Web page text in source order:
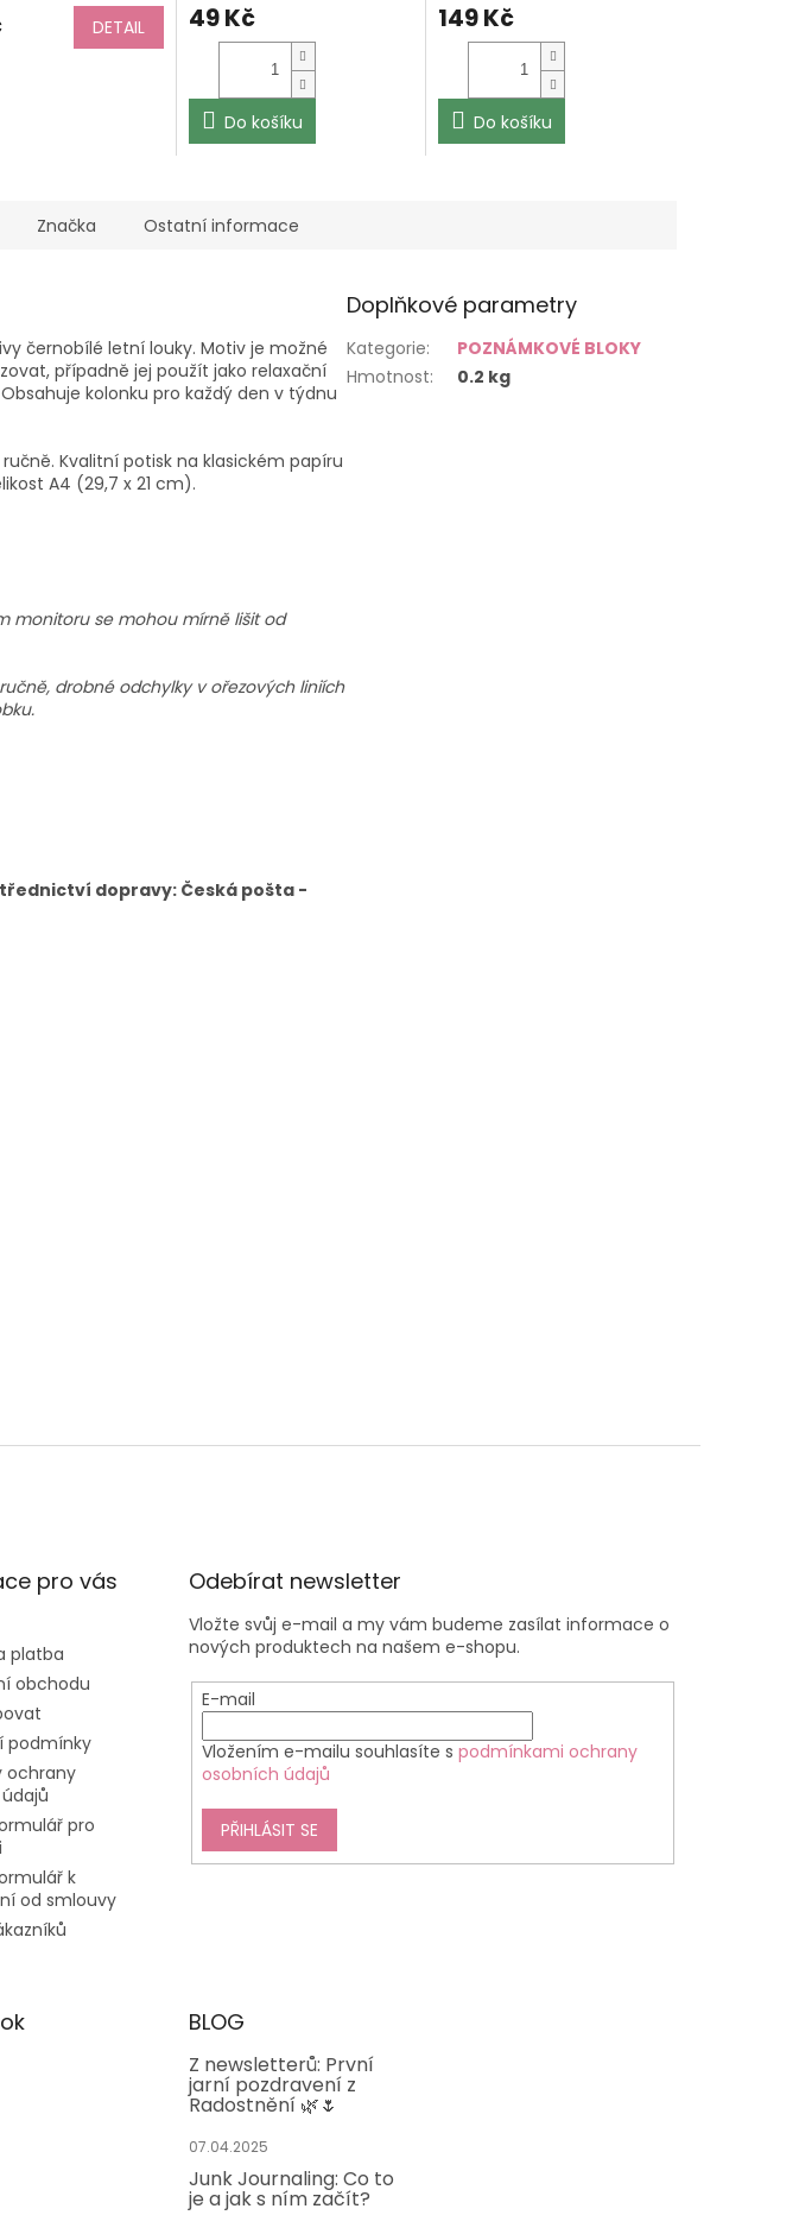
DETAIL 49 Kč
Do košíku
149 Kč
Do košíku
Značka Ostatní informace
černobílé letní louky. Motiv je možné
případně jej použít jako relaxační
kolonku pro každý den v týdnu
Kvalitní potisk na klasickém papíru
A4 (29,7 x 21 cm).
monitoru se mohou mírně lišit od
drobné odchylky v ořezových liniích
dopravy: Česká pošta -
Doplňkové parametry
Kategorie:
POZNÁMKOVÉ BLOKY
Hmotnost: 0.2 kg
pro vás
platba
obchodu
podmínky
ochrany
pro
k
od smlouvy
Odebírat newsletter
Vložte svůj e-mail a my vám budeme zasílat informace o
nových produktech na našem e-shopu.
E-mail
Vložením e-mailu souhlasíte spodmínkami ochrany
osobních údajů
PŘIHLÁSIT SE
BLOG
Z newsletterů: První
jarní pozdravení z
Radostnění 🌿🌷
07.04.2025
Junk Journaling: Co to
je a jak s ním začít?